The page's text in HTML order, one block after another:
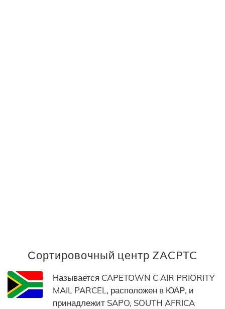
Сортировочный центр ZACPTC
Называется CAPETOWN C AIR PRIORITY
MAIL PARCEL, расположен в ЮАР, и
принадлежит SAPO, SOUTH AFRICA